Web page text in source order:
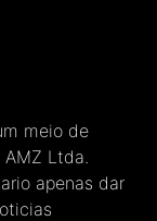
meio de
Ltda.
apenas dar